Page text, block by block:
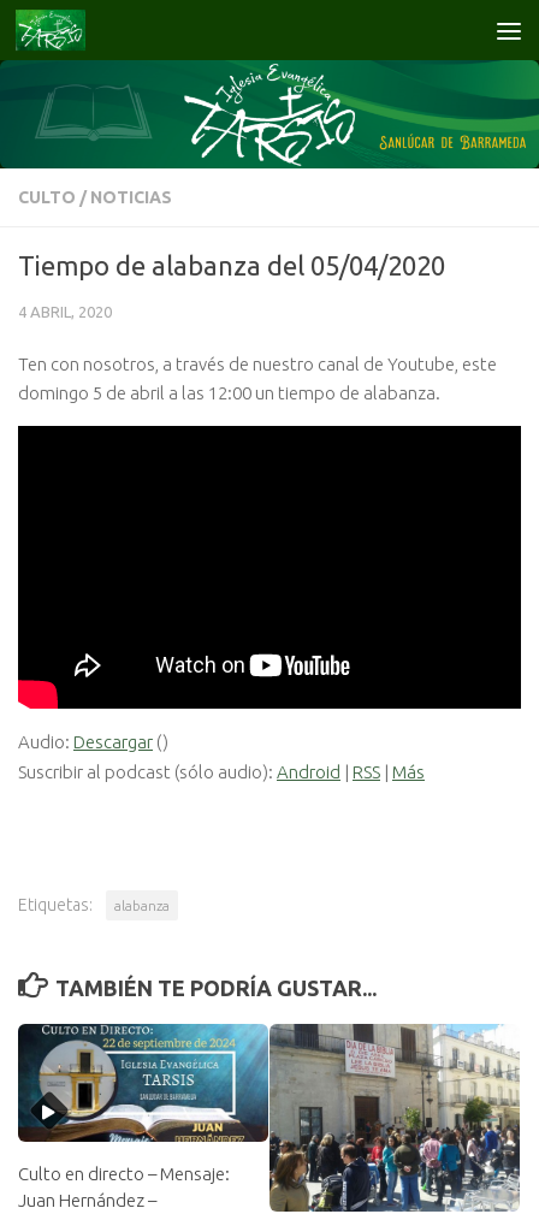
Saltar al contenido
CULTO / NOTICIAS
Tiempo de alabanza del 05/04/2020
4 ABRIL, 2020
Ten con nosotros, a través de nuestro canal de Youtube, este
domingo 5 de abril a las 12:00 un tiempo de alabanza.
Audio: Descargar ()
Suscribir al podcast (sólo audio): Android | RSS | Más
Etiquetas: alabanza
TAMBIÉN TE PODRÍA GUSTAR...
Culto en directo – Mensaje:
Juan Hernández –